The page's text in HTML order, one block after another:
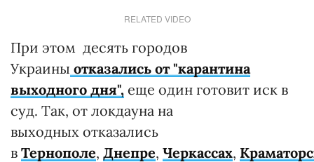
RELATED VIDEO
При этом десять городов
Украины отказались от "карантина
выходного дня", еще один готовит иск в
суд. Так, от локдауна на
выходных отказались
в Тернополе, Днепре, Черкассах,